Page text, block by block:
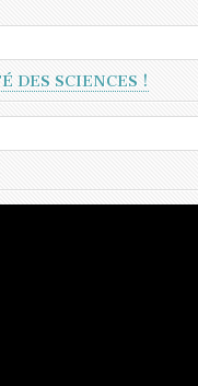
DES SCIENCES !